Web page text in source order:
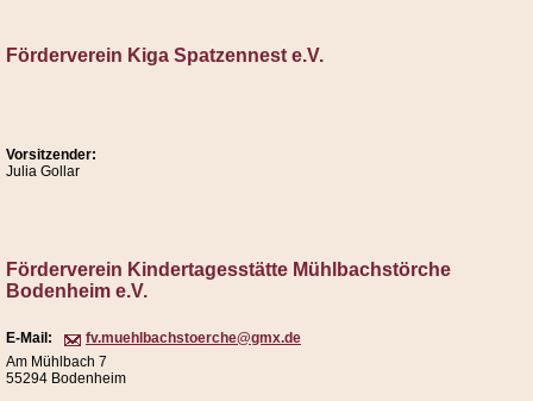
Förderverein Kiga Spatzennest e.V.
Vorsitzender:
Julia Gollar
Förderverein Kindertagesstätte Mühlbachstörche
Bodenheim e.V.
E-Mail:
fv.muehlbachstoerche@gmx.de
Am Mühlbach 7
55294 Bodenheim